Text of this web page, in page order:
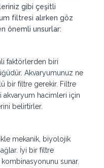
gibi çeşitli
filtresi alırken göz
önemli unsurlar:
faktörlerden biri
Akvaryumunuz ne
bir filtre gerekir. Filtre
hacimleri için
belirtirler.
mekanik, biyolojik
İyi bir filtre
sunar.